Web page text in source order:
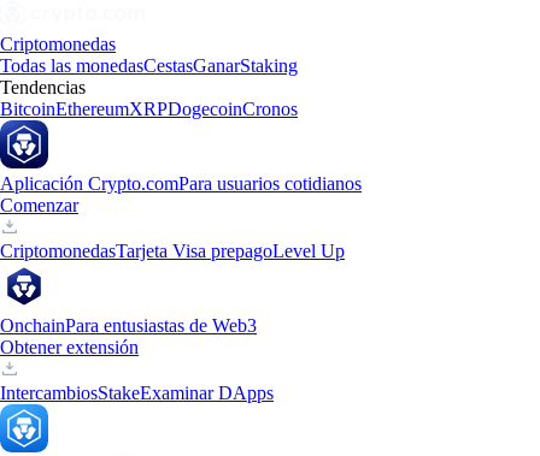
Criptomonedas
Todas las monedasCestasGanarStaking
Tendencias
BitcoinEthereumXRPDogecoinCronos
Aplicación Crypto.comPara usuarios cotidianos
Comenzar
CriptomonedasTarjeta Visa prepagoLevel Up
OnchainPara entusiastas de Web3
Obtener extensión
IntercambiosStakeExaminar DApps